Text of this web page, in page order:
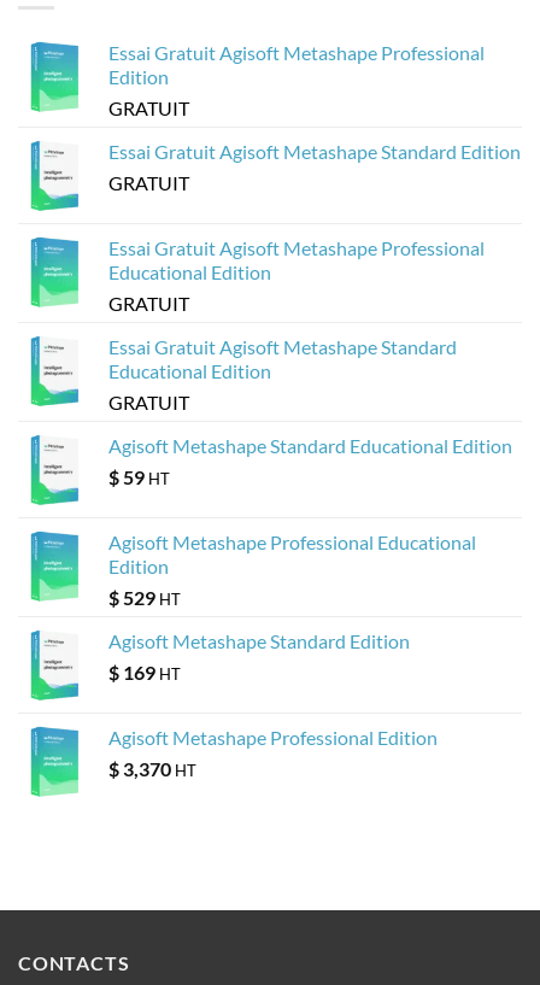
Web
partir
modèles
Agisoft
Metashape
Essai Gratuit Agisoft Metashape Professional
Edition
GRATUIT
Essai Gratuit Agisoft Metashape Standard Edition
GRATUIT
Essai Gratuit Agisoft Metashape Professional
Educational Edition
GRATUIT
Essai Gratuit Agisoft Metashape Standard
Educational Edition
GRATUIT
Agisoft Metashape Standard Educational Edition
$59 HT
Agisoft Metashape Professional Educational
Edition
$529 HT
Agisoft Metashape Standard Edition
$ 169 HT
Agisoft Metashape Professional Edition
$ 3,370 HT
CONTACTS